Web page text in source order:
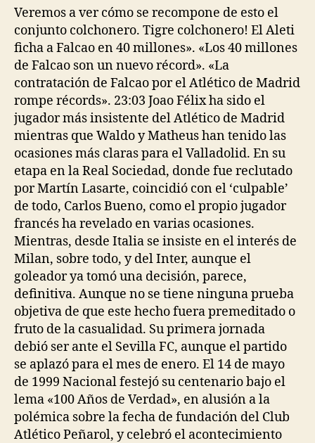
entrada
entrada
Veremos a ver cómo se recompone de esto el
conjunto colchonero. Tigre colchonero! El Aleti
ficha a Falcao en 40 millones». «Los 40 millones
de Falcao son un nuevo récord». «La
contratación de Falcao por el Atlético de Madrid
rompe récords». 23:03 Joao Félix ha sido el
jugador más insistente del Atlético de Madrid
mientras que Waldo y Matheus han tenido las
ocasiones más claras para el Valladolid. En su
etapa en la Real Sociedad, donde fue reclutado
por Martín Lasarte, coincidió con el ‘culpable’
de todo, Carlos Bueno, como el propio jugador
francés ha revelado en varias ocasiones.
Mientras, desde Italia se insiste en el interés de
Milan, sobre todo, y del Inter, aunque el
goleador ya tomó una decisión, parece,
definitiva. Aunque no se tiene ninguna prueba
objetiva de que este hecho fuera premeditado o
fruto de la casualidad. Su primera jornada
debió ser ante el Sevilla FC, aunque el partido
se aplazó para el mes de enero. El 14 de mayo
de 1999 Nacional festejó su centenario bajo el
lema «100 Años de Verdad», en alusión a la
polémica sobre la fecha de fundación del Club
Atlético Peñarol, y celebró el acontecimiento